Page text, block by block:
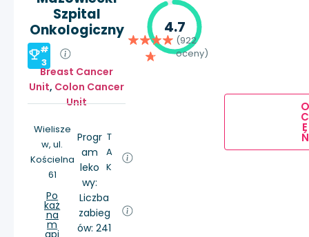
Szpital
Onkologiczny
#
3
Breast Cancer
Unit, Colon Cancer
Unit
Wielisze
w, ul.
Kościelna
61
Po
każ
na
m
Progr
am
leko
wy:
T
A
K
Liczba
zabieg
ów: 241
4.7
(922
oceny)
O
C
E
Ń